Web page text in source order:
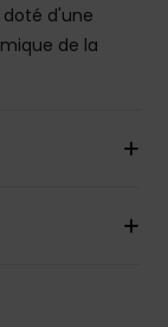
d'une
de la